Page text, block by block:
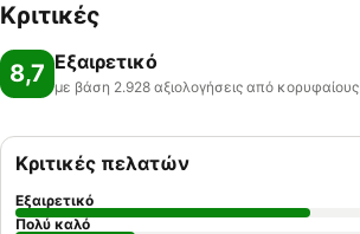
Κριτικές
8,7 Εξαιρετικό
με βάση 2.928 αξιολογήσεις από κορυφαίους
Κριτικές πελατών
Εξαιρετικό
Πολύ καλό